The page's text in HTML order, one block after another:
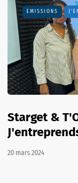
EMISSIONS
Starget &
20 mars 2024